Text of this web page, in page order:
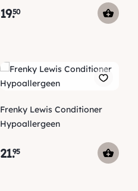
19.50
Frenky Lewis Conditioner
Hypoallergeen
21.95